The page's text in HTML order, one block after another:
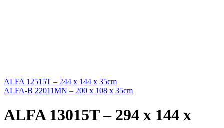
ALFA 12515T – 244 x 144 x 35cm
ALFA-B 22011MN – 200 x 108 x 35cm
ALFA 13015T – 294 x 144 x